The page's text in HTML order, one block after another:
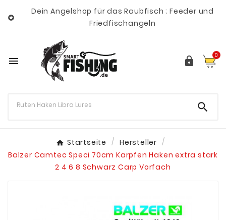

Dein Angelshop für das Raubfisch ; Feeder und
Friedfischangeln
  0

Startseite
Hersteller
Balzer Camtec Speci 70cm Karpfen Haken extra stark
2 4 6 8 Schwarz Carp Vorfach